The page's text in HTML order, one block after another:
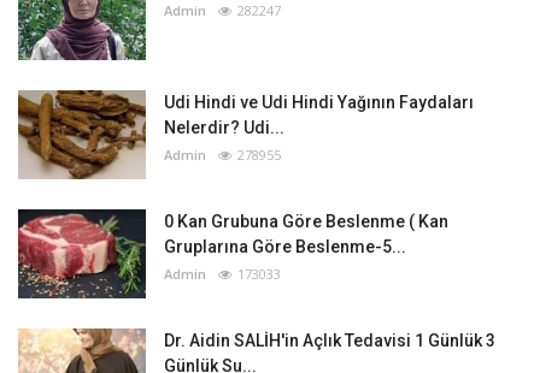
Admin 282247
Udi Hindi ve Udi Hindi Yağının Faydaları
Nelerdir? Udi...
Admin 278955
0 Kan Grubuna Göre Beslenme ( Kan
Gruplarına Göre Beslenme-5...
Admin 173033
Dr. Aidin SALİH'in Açlık Tedavisi 1 Günlük 3
Günlük Su...